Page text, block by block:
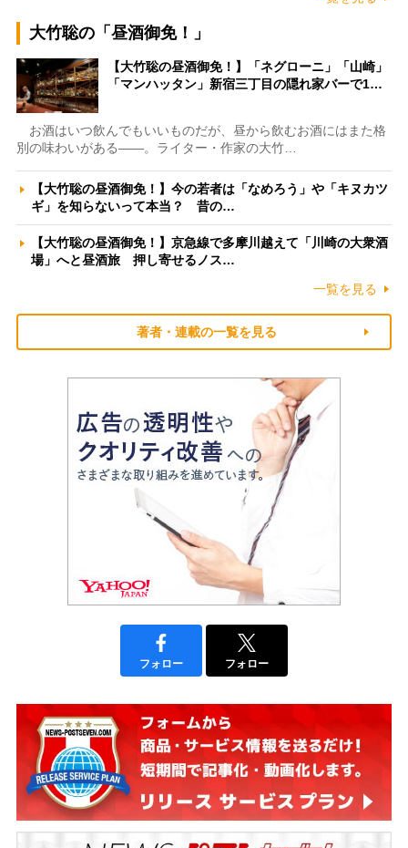
大竹聡の「昼酒御免！」
【大竹聡の昼酒御免！】「ネグローニ」「山崎」
「マンハッタン」新宿三丁目の隠れ家バーで1…
お酒はいつ飲んでもいいものだが、昼から飲むお酒にはまた格
別の味わいがある――。ライター・作家の大竹…
【大竹聡の昼酒御免！】今の若者は「なめろう」や「キヌカツ
ギ」を知らないって本当？ 昔の…
【大竹聡の昼酒御免！】京急線で多摩川越えて「川崎の大衆酒
場」へと昼酒旅 押し寄せるノス…
一覧を見る
著者・連載の一覧を見る
フォロー フォロー